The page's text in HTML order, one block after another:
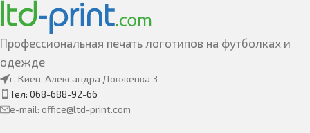
Профессиональная печать логотипов на футболках и
одежде
г. Киев, Александра Довженка 3
Тел: 068-688-92-66
e-mail: office@ltd-print.com